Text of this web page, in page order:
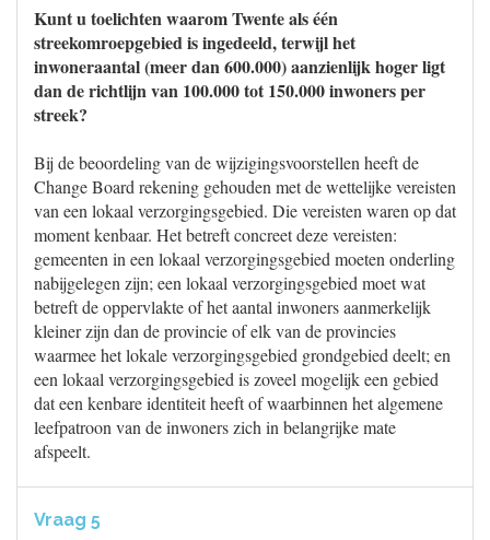
Kunt u toelichten waarom Twente als één
streekomroepgebied is ingedeeld, terwijl het
inwoneraantal (meer dan 600.000) aanzienlijk hoger ligt
dan de richtlijn van 100.000 tot 150.000 inwoners per
streek?
Bij de beoordeling van de wijzigingsvoorstellen heeft de
Change Board rekening gehouden met de wettelijke vereisten
van een lokaal verzorgingsgebied. Die vereisten waren op dat
moment kenbaar. Het betreft concreet deze vereisten:
gemeenten in een lokaal verzorgingsgebied moeten onderling
nabijgelegen zijn; een lokaal verzorgingsgebied moet wat
betreft de oppervlakte of het aantal inwoners aanmerkelijk
kleiner zijn dan de provincie of elk van de provincies
waarmee het lokale verzorgingsgebied grondgebied deelt; en
een lokaal verzorgingsgebied is zoveel mogelijk een gebied
dat een kenbare identiteit heeft of waarbinnen het algemene
leefpatroon van de inwoners zich in belangrijke mate
afspeelt.
Vraag 5